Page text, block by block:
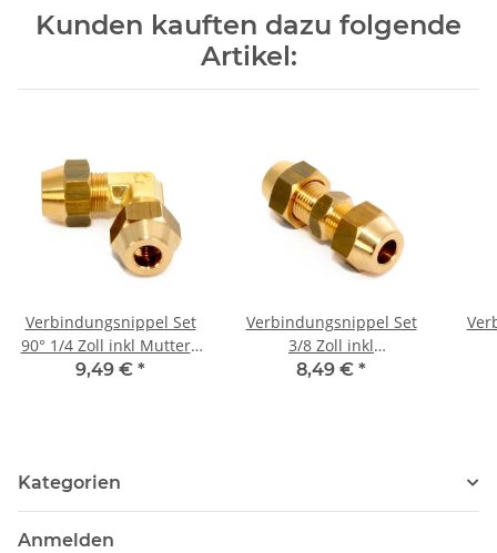
Kunden kauften dazu folgende
Artikel:
Verbindungsnippel Set
90° 1/4 Zoll inkl Muttern
für Kupferrohr
9,49 € *
Verbindungsnippel Set
3/8 Zoll inkl
Bödelüberwurfmuttern
8,49 € *
Kategorien
Anmelden